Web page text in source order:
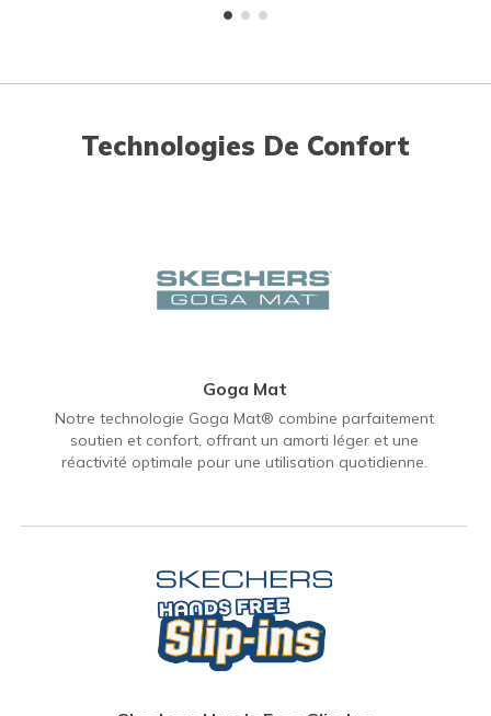
Technologies De Confort
Goga Mat
Notre technologie Goga Mat® combine parfaitement
soutien et confort, offrant un amorti léger et une
réactivité optimale pour une utilisation quotidienne.